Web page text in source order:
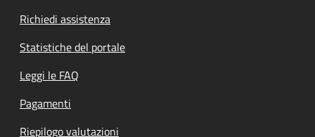
Richiedi assistenza
Statistiche del portale
Leggi le FAQ
Pagamenti
Riepilogo valutazioni